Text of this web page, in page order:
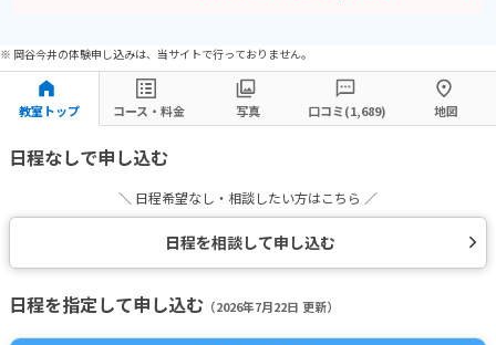
※ 岡谷今井の体験申し込みは、当サイトで行っておりません。
教室トップ コース・料金 写真 口コミ(1,689) 地図
日程なしで申し込む
＼ 日程希望なし・相談したい方はこちら ／
日程を相談して申し込む
日程を指定して申し込む （2026年7月22日 更新）